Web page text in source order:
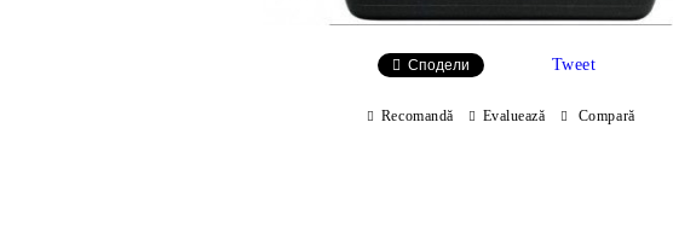
Сподели Tweet
Recomandă Evaluează Compară